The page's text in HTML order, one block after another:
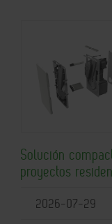
Solución
proyectos
2026-07-29